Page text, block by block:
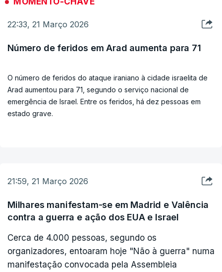
22:33, 21 Março 2026
Número de feridos em Arad aumenta para 71
O número de feridos do ataque iraniano à cidade israelita de
Arad aumentou para 71, segundo o serviço nacional de
emergência de Israel. Entre os feridos, há dez pessoas em
estado grave.
21:59, 21 Março 2026
Milhares manifestam-se em Madrid e Valência
contra a guerra e ação dos EUA e Israel
Cerca de 4.000 pessoas, segundo os
organizadores, entoaram hoje "Não à guerra" numa
manifestação convocada pela Assembleia